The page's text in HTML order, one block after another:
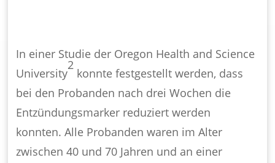
In einer Studie der Oregon Health and Science
University
2
konnte festgestellt werden, dass
bei den Probanden nach drei Wochen die
Entzündungsmarker reduziert werden
konnten. Alle Probanden waren im Alter
zwischen 40 und 70 Jahren und an einer